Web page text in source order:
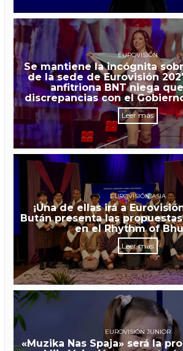
EUROVISIÓN
Se mantiene la incógnita
de la sede de Eurovisión
anfitriona BNT niega
discrepancias con el
Leer más
EUROVISIÓN ASIA
¡Una de ellas irá a
Bután presenta las
en el Rhythm of
Leer más
EUROVISIÓN JUNIOR
«Muzika Nas Spaja» será la